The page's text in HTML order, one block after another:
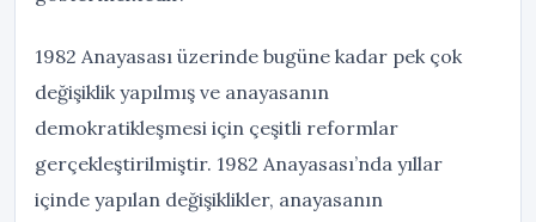
1982 Anayasası üzerinde bugüne kadar pek çok
değişiklik yapılmış ve anayasanın
demokratikleşmesi için çeşitli reformlar
gerçekleştirilmiştir. 1982 Anayasası’nda yıllar
içinde yapılan değişiklikler, anayasanın